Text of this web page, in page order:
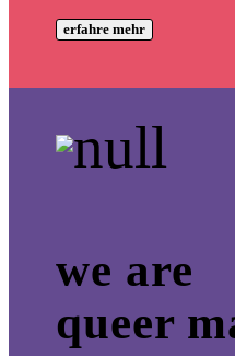
erfahre mehr
we are
queer